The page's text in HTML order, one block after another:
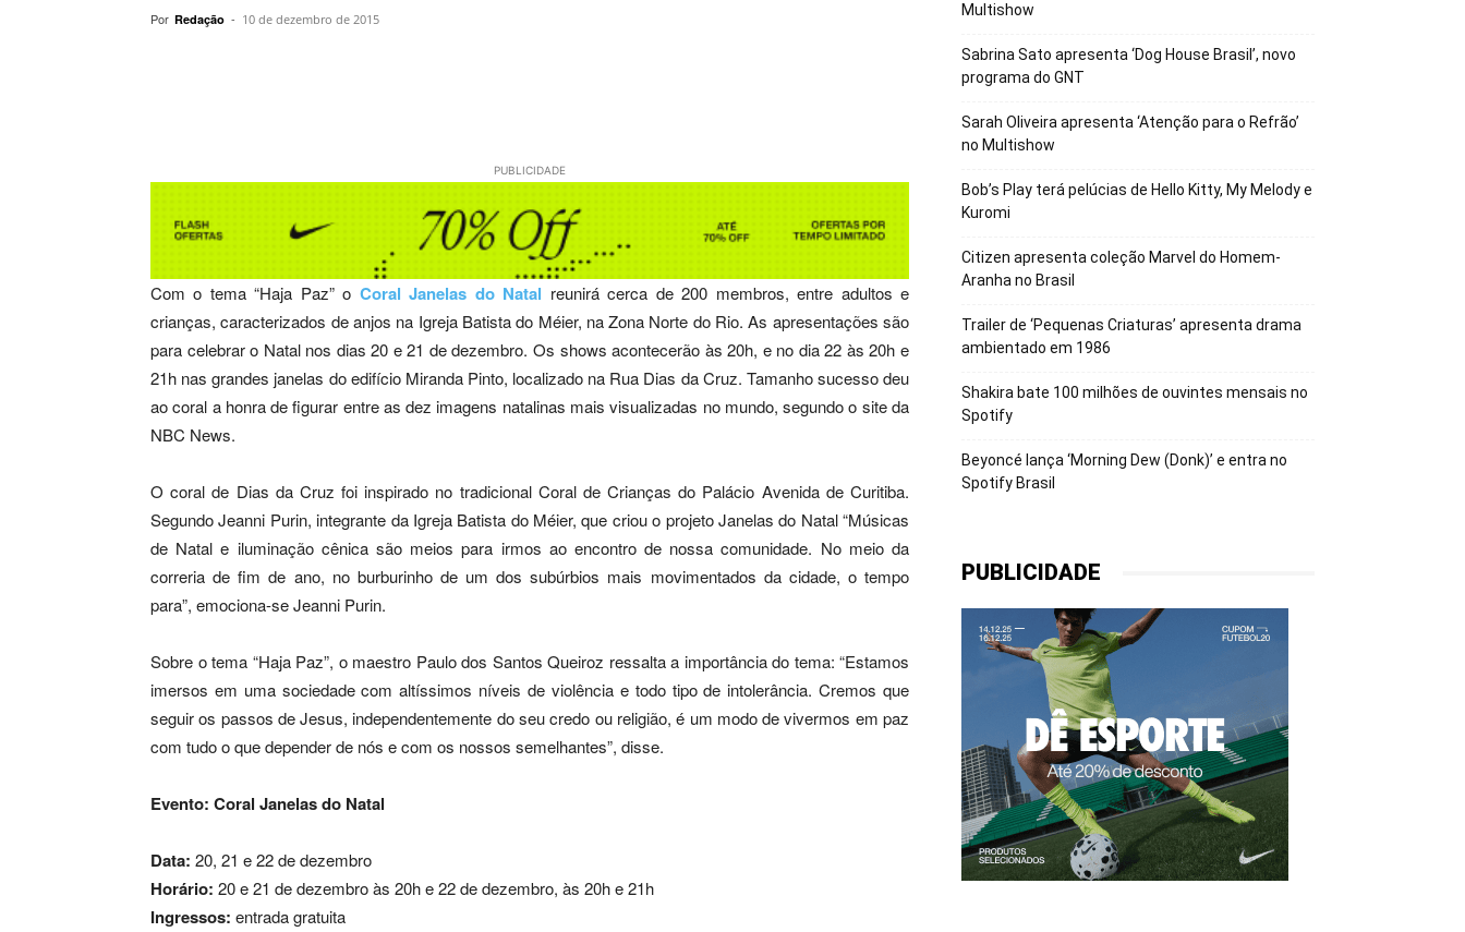
Por Redação - 10 de dezembro de 2015
PUBLICIDADE
Com o tema “Haja Paz” o Coral Janelas do Natal reunirá cerca de 200 membros, entre adultos e
crianças, caracterizados de anjos na Igreja Batista do Méier, na Zona Norte do Rio. As apresentações são
para celebrar o Natal nos dias 20 e 21 de dezembro. Os shows acontecerão às 20h, e no dia 22 às 20h e
21h nas grandes janelas do edifício Miranda Pinto, localizado na Rua Dias da Cruz. Tamanho sucesso deu
ao coral a honra de figurar entre as dez imagens natalinas mais visualizadas no mundo, segundo o site da
NBC News.
O coral de Dias da Cruz foi inspirado no tradicional Coral de Crianças do Palácio Avenida de Curitiba.
Segundo Jeanni Purin, integrante da Igreja Batista do Méier, que criou o projeto Janelas do Natal “Músicas
de Natal e iluminação cênica são meios para irmos ao encontro de nossa comunidade. No meio da
correria de fim de ano, no burburinho de um dos subúrbios mais movimentados da cidade, o tempo
para”, emociona-se Jeanni Purin.
Sobre o tema “Haja Paz”, o maestro Paulo dos Santos Queiroz ressalta a importância do tema: “Estamos
imersos em uma sociedade com altíssimos níveis de violência e todo tipo de intolerância. Cremos que
seguir os passos de Jesus, independentemente do seu credo ou religião, é um modo de vivermos em paz
com tudo o que depender de nós e com os nossos semelhantes”, disse.
Evento: Coral Janelas do Natal
Data: 20, 21 e 22 de dezembro
Horário: 20 e 21 de dezembro às 20h e 22 de dezembro, às 20h e 21h
Ingressos: entrada gratuita
Multishow
Sabrina Sato apresenta ‘Dog House Brasil’, novo
programa do GNT
Sarah Oliveira apresenta ‘Atenção para o Refrão’
no Multishow
Bob’s Play terá pelúcias de Hello Kitty, My Melody e
Kuromi
Citizen apresenta coleção Marvel do Homem-
Aranha no Brasil
Trailer de ‘Pequenas Criaturas’ apresenta drama
ambientado em 1986
Shakira bate 100 milhões de ouvintes mensais no
Spotify
Beyoncé lança ‘Morning Dew (Donk)’ e entra no
Spotify Brasil
PUBLICIDADE